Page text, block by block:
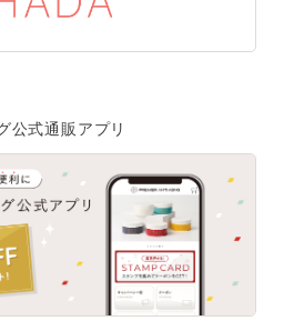
発信・キレイをサポートするWe
公式通販アプリ